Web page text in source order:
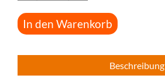
In den Warenkorb
Beschreibung